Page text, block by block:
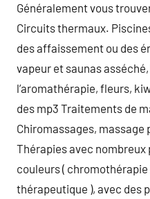
Généralement vous
Circuits thermaux.
des affaissement ou des
vapeur et saunas
l’aromathérapie, fleurs,
des mp3 Traitements de
Chiromassages,
Thérapies avec
couleurs (
thérapeutique ), avec des